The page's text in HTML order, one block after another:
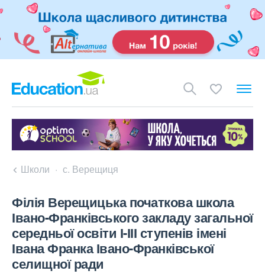
Школи с. Верещиця
Філія Верещицька початкова школа
Івано-Франківського закладу загальної
середньої освіти І-ІІІ ступенів імені
Івана Франка Івано-Франківської
селищної ради